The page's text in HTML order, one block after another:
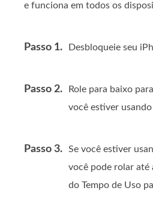
e funciona em todos os
Passo 1. Desbloqueie seu
Passo 2. Role para baixo
você estiver
Passo 3.
Se você estiver
você pode rolar até
do Tempo de Uso